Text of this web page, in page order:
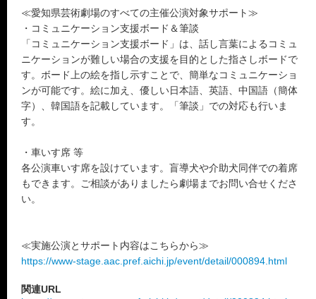
≪愛知県芸術劇場のすべての主催公演対象サポート≫
・コミュニケーション支援ボード＆筆談
「コミュニケーション支援ボード」は、話し言葉によるコミュ
ニケーションが難しい場合の支援を目的とした指さしボードで
す。ボード上の絵を指し示すことで、簡単なコミュニケーショ
ンが可能です。絵に加え、優しい日本語、英語、中国語（簡体
字）、韓国語を記載しています。「筆談」での対応も行いま
す。
・車いす席 等
各公演車いす席を設けています。盲導犬や介助犬同伴での着席
もできます。ご相談がありましたら劇場までお問い合せくださ
い。
≪実施公演とサポート内容はこちらから≫
https://www-stage.aac.pref.aichi.jp/event/detail/000894.html
関連URL